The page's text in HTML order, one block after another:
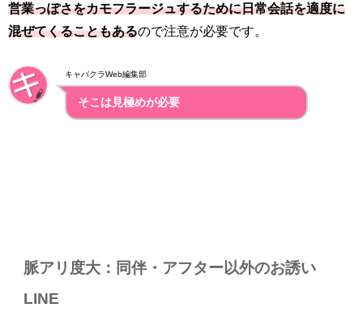
営業っぽさをカモフラージュするために日常会話を適度に
混ぜてくることもあるので注意が必要です。
キャバクラWeb編集部
そこは見極めが必要
脈アリ度大：同伴・アフター以外のお誘い
LINE